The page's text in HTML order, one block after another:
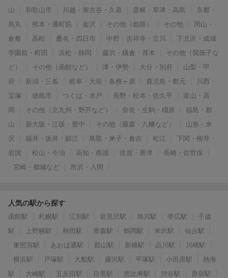
山
和歌山市 川越・南古谷・久喜 彦根・草津・高島
京都・
烏丸
熊本・通町筋 金沢 その他（姫路） その他
岡山・
倉敷
高松 桑名・四日市 中野・吉祥寺・立川
下北沢・成城
学園前・町田
浜松・静岡 藤沢・鎌倉・厚木
その他（我孫子な
ど）
その他（函館など） 津・伊勢 大分・別府
山梨・甲
府
新潟・三条 岐阜・大垣・各務ヶ原 鹿児島・郡元
川西・
宝塚
徳島市 つくば・水戸 長野・松本・佐久平
富山・高
岡
その他（北九州・野芥など） 奈良・生駒・橿原
福島・郡
山
新大阪・江坂・豊中 その他（藤森・八幡など）
山形・米
沢
福井・坂井・鯖江 鳥取・米子・倉吉 松江
下関・柳井・
岩国
松山・今治 高知・南国 佐賀・唐津
長崎・佐世保
宮崎・都城など
所沢・入間
人気の駅から探す
函館駅 札幌駅 江別駅 岩見沢駅 旭川駅 帯広駅
千歳
駅
上野幌駅 秋田駅 青森駅 鶴岡駅 米沢駅
仙台駅
東照宮駅
あおば通駅 郡山駅 新橋駅 品川駅
川崎駅
横浜駅
戸塚駅 大船駅 藤沢駅 平塚駅 小田原駅
熱海
駅
大崎駅 五反田駅 目黒駅 恵比寿駅 渋谷駅
原宿駅